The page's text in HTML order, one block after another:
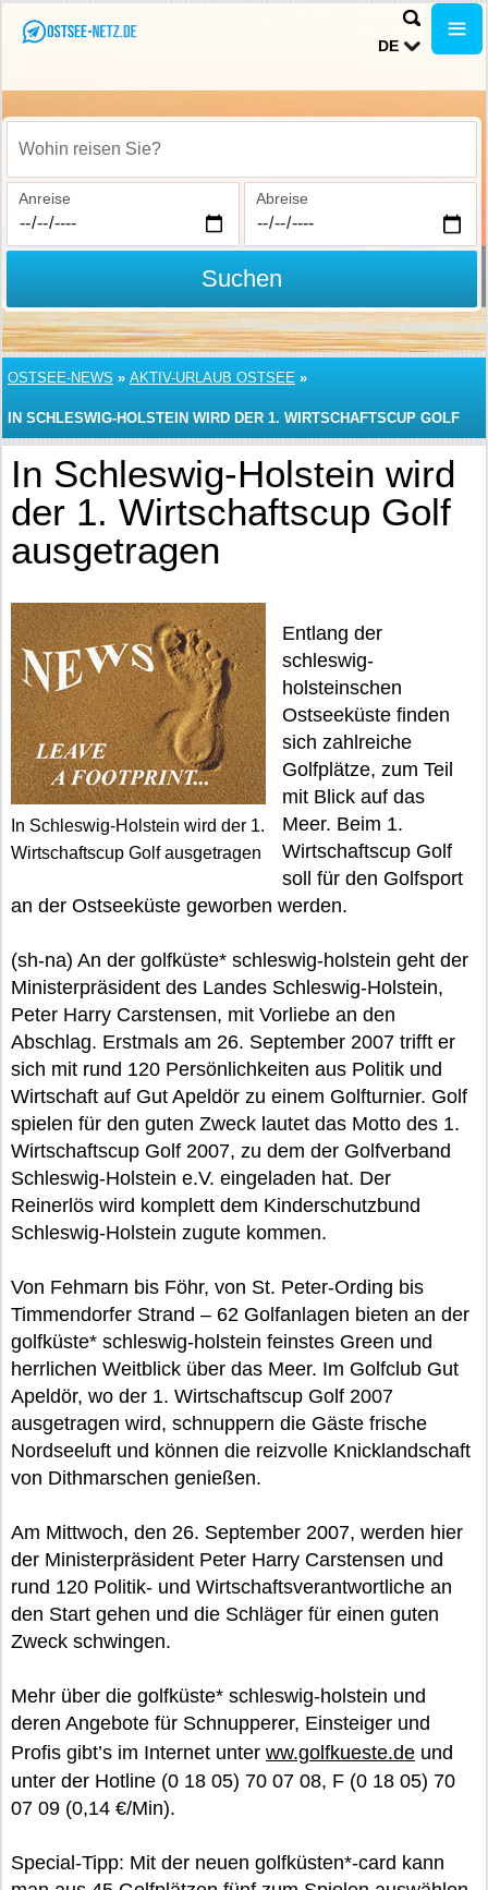
DE
Wohin reisen Sie?
Anreise Abreise
Suchen
OSTSEE-NEWS » AKTIV-URLAUB OSTSEE »
IN SCHLESWIG-HOLSTEIN WIRD DER 1. WIRTSCHAFTSCUP GOLF
AUSGETRAGEN
In Schleswig-Holstein wird
der 1. Wirtschaftscup Golf
ausgetragen
In Schleswig-Holstein wird der 1.
Wirtschaftscup Golf ausgetragen
Entlang der
schleswig-
holsteinschen
Ostseeküste finden
sich zahlreiche
Golfplätze, zum Teil
mit Blick auf das
Meer. Beim 1.
Wirtschaftscup Golf
soll für den Golfsport
an der Ostseeküste geworben werden.
(sh-na) An der golfküste* schleswig-holstein geht der
Ministerpräsident des Landes Schleswig-Holstein,
Peter Harry Carstensen, mit Vorliebe an den
Abschlag. Erstmals am 26. September 2007 trifft er
sich mit rund 120 Persönlichkeiten aus Politik und
Wirtschaft auf Gut Apeldör zu einem Golfturnier. Golf
spielen für den guten Zweck lautet das Motto des 1.
Wirtschaftscup Golf 2007, zu dem der Golfverband
Schleswig-Holstein e.V. eingeladen hat. Der
Reinerlös wird komplett dem Kinderschutzbund
Schleswig-Holstein zugute kommen.
Von Fehmarn bis Föhr, von St. Peter-Ording bis
Timmendorfer Strand – 62 Golfanlagen bieten an der
golfküste* schleswig-holstein feinstes Green und
herrlichen Weitblick über das Meer. Im Golfclub Gut
Apeldör, wo der 1. Wirtschaftscup Golf 2007
ausgetragen wird, schnuppern die Gäste frische
Nordseeluft und können die reizvolle Knicklandschaft
von Dithmarschen genießen.
Am Mittwoch, den 26. September 2007, werden hier
der Ministerpräsident Peter Harry Carstensen und
rund 120 Politik- und Wirtschaftsverantwortliche an
den Start gehen und die Schläger für einen guten
Zweck schwingen.
Mehr über die golfküste* schleswig-holstein und
deren Angebote für Schnupperer, Einsteiger und
Profis gibt’s im Internet unter ww.golfkueste.de und
unter der Hotline (0 18 05) 70 07 08, F (0 18 05) 70
07 09 (0,14 €/Min).
Special-Tipp: Mit der neuen golfküsten*-card kann